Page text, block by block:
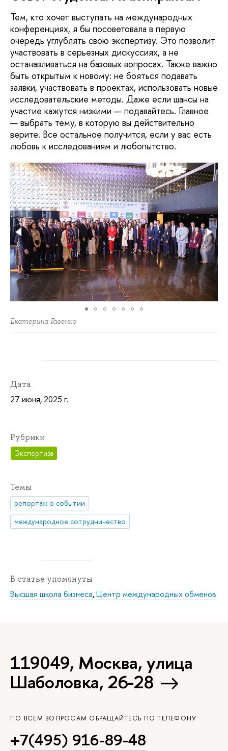
Тем, кто хочет выступать на международных
конференциях, я бы посоветовала в первую
очередь углублять свою экспертизу. Это позволит
участвовать в серьезных дискуссиях, а не
останавливаться на базовых вопросах. Также важно
быть открытым к новому: не бояться подавать
заявки, участвовать в проектах, использовать новые
исследовательские методы. Даже если шансы на
участие кажутся низкими — подавайтесь. Главное
— выбрать тему, в которую вы действительно
верите. Все остальное получится, если у вас есть
любовь к исследованиям и любопытство.
Екатерина Гавенко
Дата
27 июня, 2025 г.
Рубрики
Экспертиза
Темы
репортаж о событии
международное сотрудничество
В статье упомянуты
Высшая школа бизнеса,Центр международных обменов
119049, Москва, улица
Шаболовка, 26-28
ПО ВСЕМ ВОПРОСАМ ОБРАЩАЙТЕСЬ ПО ТЕЛЕФОНУ
+7(495) 916-89-48